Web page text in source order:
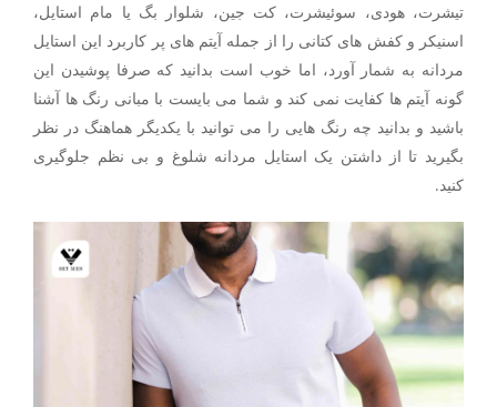
تیشرت، هودی، سوئیشرت، کت جین، شلوار بگ یا مام استایل،
اسنیکر و کفش های کتانی را از جمله آیتم های پر کاربرد این استایل
مردانه به شمار آورد، اما خوب است بدانید که صرفا پوشیدن این
گونه آیتم ها کفایت نمی کند و شما می بایست با مبانی رنگ ها آشنا
باشید و بدانید چه رنگ هایی را می توانید با یکدیگر هماهنگ در نظر
بگیرید تا از داشتن یک استایل مردانه شلوغ و بی نظم جلوگیری
کنید.